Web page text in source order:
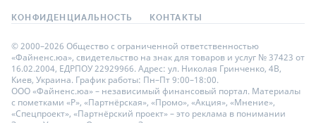
КОНФИДЕНЦИАЛЬНОСТЬ КОНТАКТЫ
© 2000–2026 Общество с ограниченной ответственностью
«Файненс.юа», свидетельство на знак для товаров и услуг № 37423 от
16.02.2004, ЕДРПОУ 22929966. Адрес: ул. Николая Гринченко, 4В,
Киев, Украина. График работы: Пн–Пт 9:00–18:00.
ООО «Файненс.юа» – независимый финансовый портал. Материалы
с пометками «Р», «Партнёрская», «Промо», «Акция», «Мнение»,
«Спецпроект», «Партнёрский проект» – это реклама в понимании